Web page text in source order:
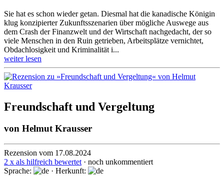
Sie hat es schon wieder getan. Diesmal hat die kanadische Königin
klug konzi­pierter Zukunfts­szena­rien über mögliche Auswege aus
dem Crash der Finanz­welt und der Wirt­schaft nachge­dacht, der so
viele Menschen in den Ruin getrieben, Arbeits­plätze vernich­tet,
Obdach­losig­keit und Krimina­lität i...
weiter lesen
Freundschaft und Vergeltung
von Helmut Krausser
Rezension vom 17.08.2024
2 x als hilfreich bewertet · noch unkommentiert
Sprache:
· Herkunft: